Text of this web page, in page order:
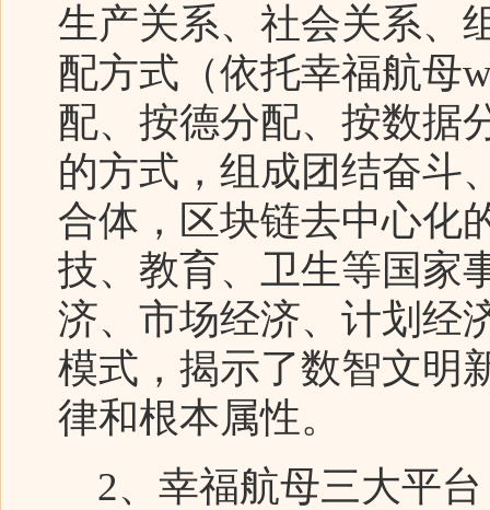
生产关系、社会关系、
配方式（依托幸福航母
配、按德分配、按数据
的方式，组成团结奋斗
合体，区块链去中心化
技、教育、卫生等国家
济、市场经济、计划经
模式，揭示了数智文明
律和根本属性。
2、幸福航母三大平台